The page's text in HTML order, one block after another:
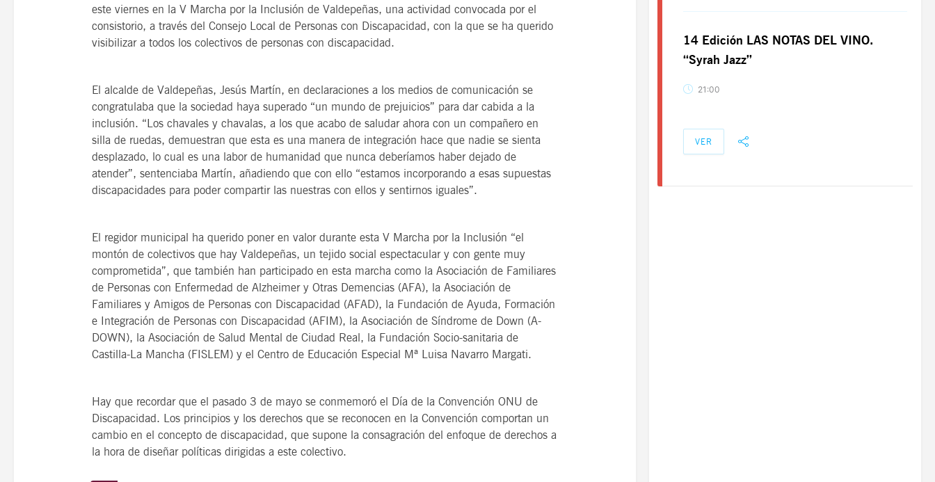
este viernes en la V Marcha por la Inclusión de Valdepeñas, una actividad convocada por el
consistorio, a través del Consejo Local de Personas con Discapacidad, con la que se ha querido
visibilizar a todos los colectivos de personas con discapacidad.
El alcalde de Valdepeñas, Jesús Martín, en declaraciones a los medios de comunicación se
congratulaba que la sociedad haya superado “un mundo de prejuicios” para dar cabida a la
inclusión. “Los chavales y chavalas, a los que acabo de saludar ahora con un compañero en
silla de ruedas, demuestran que esta es una manera de integración hace que nadie se sienta
desplazado, lo cual es una labor de humanidad que nunca deberíamos haber dejado de
atender”, sentenciaba Martín, añadiendo que con ello “estamos incorporando a esas supuestas
discapacidades para poder compartir las nuestras con ellos y sentirnos iguales”.
El regidor municipal ha querido poner en valor durante esta V Marcha por la Inclusión “el
montón de colectivos que hay Valdepeñas, un tejido social espectacular y con gente muy
comprometida”, que también han participado en esta marcha como la Asociación de Familiares
de Personas con Enfermedad de Alzheimer y Otras Demencias (AFA), la Asociación de
Familiares y Amigos de Personas con Discapacidad (AFAD), la Fundación de Ayuda, Formación
e Integración de Personas con Discapacidad (AFIM), la Asociación de Síndrome de Down (A-
DOWN), la Asociación de Salud Mental de Ciudad Real, la Fundación Socio-sanitaria de
Castilla-La Mancha (FISLEM) y el Centro de Educación Especial Mª Luisa Navarro Margati.
Hay que recordar que el pasado 3 de mayo se conmemoró el Día de la Convención ONU de
Discapacidad. Los principios y los derechos que se reconocen en la Convención comportan un
cambio en el concepto de discapacidad, que supone la consagración del enfoque de derechos a
la hora de diseñar políticas dirigidas a este colectivo.
14 Edición LAS NOTAS DEL VINO.
21:00
VER
21:00
VER
14 Edición LAS NOTAS DEL VINO.
“Syrah Jazz”
21:00
VER